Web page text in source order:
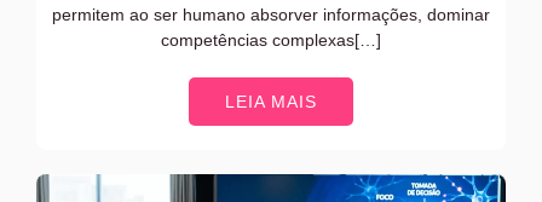
permitem ao ser humano absorver informações, dominar
competências complexas[…]
LEIA MAIS